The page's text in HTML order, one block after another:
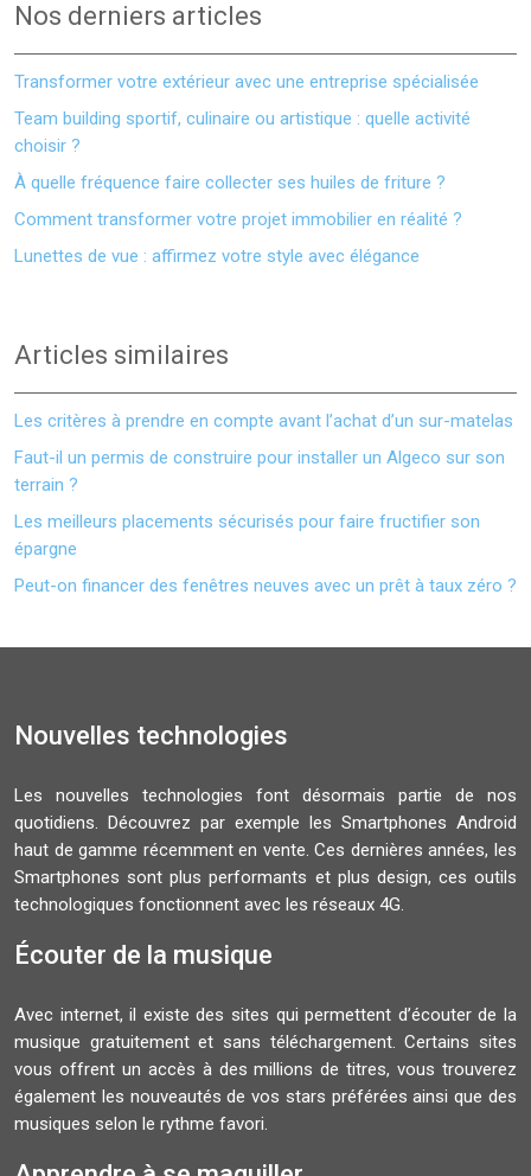
Nos derniers articles
Transformer votre extérieur avec une entreprise spécialisée
Team building sportif, culinaire ou artistique : quelle activité
choisir ?
À quelle fréquence faire collecter ses huiles de friture ?
Comment transformer votre projet immobilier en réalité ?
Lunettes de vue : affirmez votre style avec élégance
Articles similaires
Les critères à prendre en compte avant l’achat d’un sur-matelas
Faut-il un permis de construire pour installer un Algeco sur son
terrain ?
Les meilleurs placements sécurisés pour faire fructifier son
épargne
Peut-on financer des fenêtres neuves avec un prêt à taux zéro ?
Nouvelles technologies
Les nouvelles technologies font désormais partie de nos
quotidiens. Découvrez par exemple les Smartphones Android
haut de gamme récemment en vente. Ces dernières années, les
Smartphones sont plus performants et plus design, ces outils
technologiques fonctionnent avec les réseaux 4G.
Écouter de la musique
Avec internet, il existe des sites qui permettent d’écouter de la
musique gratuitement et sans téléchargement. Certains sites
vous offrent un accès à des millions de titres, vous trouverez
également les nouveautés de vos stars préférées ainsi que des
musiques selon le rythme favori.